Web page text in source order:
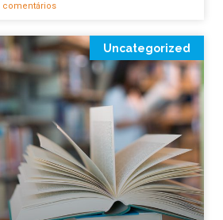
comentários
Uncategorized